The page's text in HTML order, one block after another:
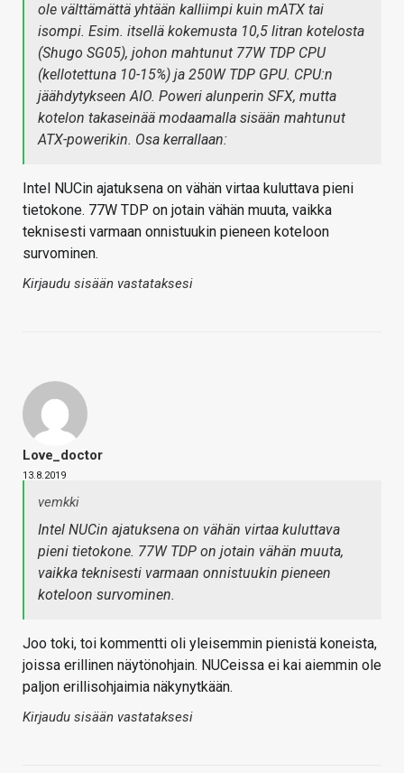
ole välttämättä yhtään kalliimpi kuin mATX tai
isompi. Esim. itsellä kokemusta 10,5 litran kotelosta
(Shugo SG05), johon mahtunut 77W TDP CPU
(kellotettuna 10-15%) ja 250W TDP GPU. CPU:n
jäähdytykseen AIO. Poweri alunperin SFX, mutta
kotelon takaseinää modaamalla sisään mahtunut
ATX-powerikin. Osa kerrallaan:
Intel NUCin ajatuksena on vähän virtaa kuluttava pieni
tietokone. 77W TDP on jotain vähän muuta, vaikka
teknisesti varmaan onnistuukin pieneen koteloon
survominen.
Kirjaudu sisään vastataksesi
Love_doctor
13.8.2019
vemkki
Intel NUCin ajatuksena on vähän virtaa kuluttava
pieni tietokone. 77W TDP on jotain vähän muuta,
vaikka teknisesti varmaan onnistuukin pieneen
koteloon survominen.
Joo toki, toi kommentti oli yleisemmin pienistä koneista,
joissa erillinen näytönohjain. NUCeissa ei kai aiemmin ole
paljon erillisohjaimia näkynytkään.
Kirjaudu sisään vastataksesi